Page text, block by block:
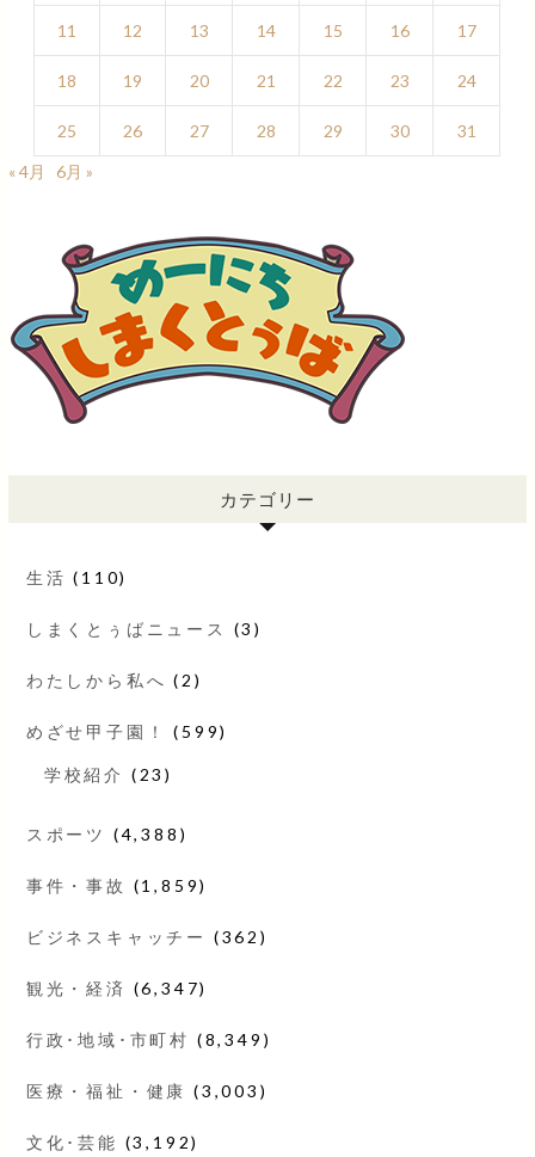
11 12 13 14 15 16 17
18 19 20 21 22 23 24
25 26 27 28 29 30
31
« 4月
6月 »
カテゴリー
生活 (110)
しまくとぅばニュース (3)
わたしから私へ (2)
めざせ甲子園！ (599)
学校紹介 (23)
スポーツ (4,388)
事件・事故 (1,859)
ビジネスキャッチー (362)
観光・経済 (6,347)
行政･地域･市町村 (8,349)
医療・福祉・健康 (3,003)
文化･芸能 (3,192)